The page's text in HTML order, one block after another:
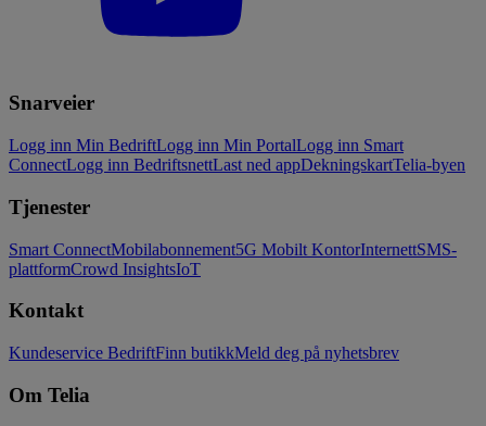
Snarveier
Logg inn Min BedriftLogg inn Min PortalLogg inn Smart
ConnectLogg inn BedriftsnettLast ned appDekningskartTelia-byen
Tjenester
Smart ConnectMobilabonnement5G Mobilt KontorInternettSMS-
plattformCrowd InsightsIoT
Kontakt
Kundeservice BedriftFinn butikkMeld deg på nyhetsbrev
Om Telia